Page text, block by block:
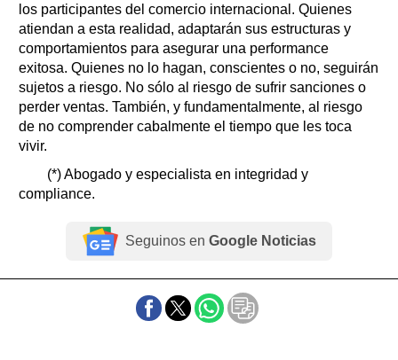
los participantes del comercio internacional. Quienes
atiendan a esta realidad, adaptarán sus estructuras y
comportamientos para asegurar una performance
exitosa. Quienes no lo hagan, conscientes o no, seguirán
sujetos a riesgo. No sólo al riesgo de sufrir sanciones o
perder ventas. También, y fundamentalmente, al riesgo
de no comprender cabalmente el tiempo que les toca
vivir.
(*) Abogado y especialista en integridad y
compliance.
Seguinos en Google Noticias